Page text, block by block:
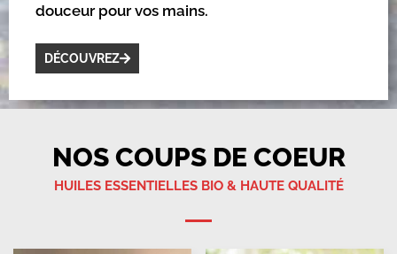
douceur pour vos mains.
DÉCOUVREZ
NOS COUPS DE COEUR
HUILES ESSENTIELLES BIO & HAUTE QUALITÉ